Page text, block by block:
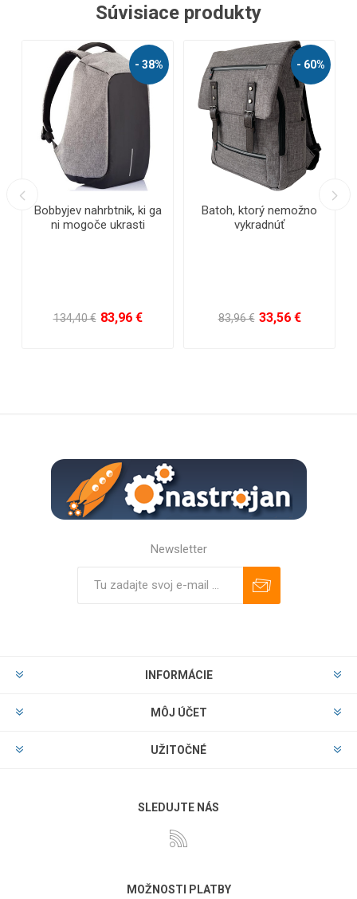
Súvisiace produkty
- 38%
Bobbyjev nahrbtnik, ki ga
ni mogoče ukrasti
134,40 € 83,96 €
- 60%
Batoh, ktorý nemožno
vykradnúť
83,96 € 33,56 €
Newsletter
INFORMÁCIE
MÔJ ÚČET
UŽITOČNÉ
SLEDUJTE NÁS
MOŽNOSTI PLATBY